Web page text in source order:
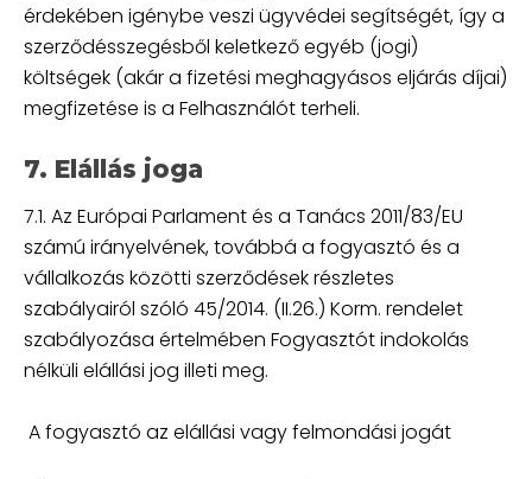
érdekében igénybe veszi ügyvédei segítségét, így a
szerződésszegésből keletkező egyéb (jogi)
költségek (akár a fizetési meghagyásos eljárás díjai)
megfizetése is a Felhasználót terheli.
7. Elállás joga
7.1. Az Európai Parlament és a Tanács 2011/83/EU
számú irányelvének, továbbá a fogyasztó és a
vállalkozás közötti szerződések részletes
szabályairól szóló 45/2014. (II.26.) Korm. rendelet
szabályozása értelmében Fogyasztót indokolás
nélküli elállási jog illeti meg.
A fogyasztó az elállási vagy felmondási jogát